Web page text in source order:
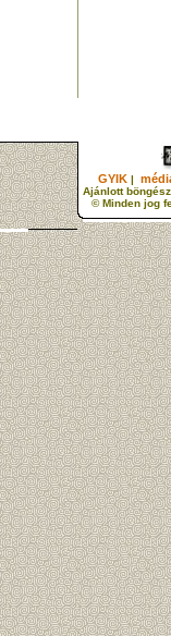
GYIK |
Ajánlott
© Minden jog